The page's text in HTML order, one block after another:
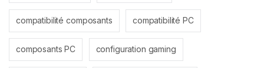
compatibilité composants compatibilité PC
composants PC configuration gaming